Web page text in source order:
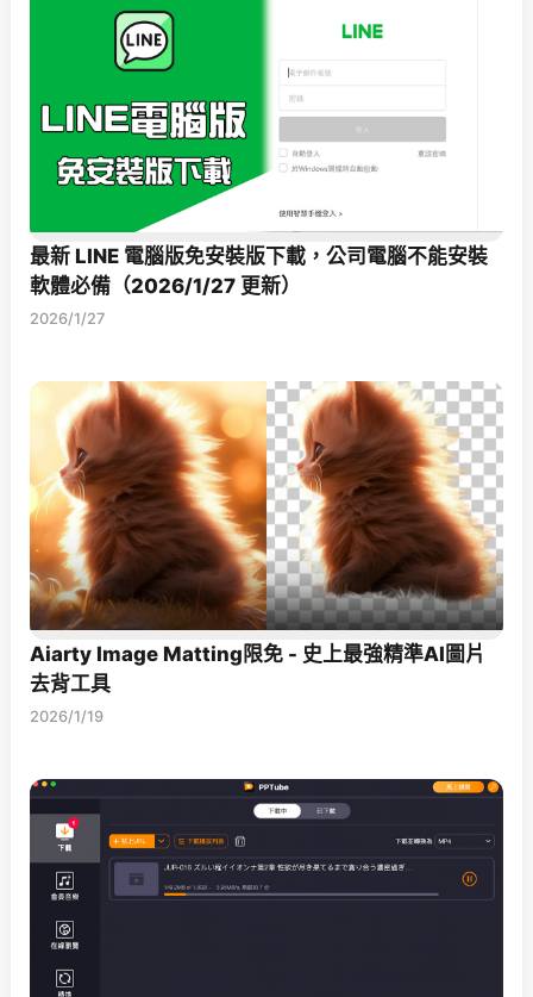
最新 LINE 電腦版免安裝版下載，公司電腦不能安裝
軟體必備（2026/1/27 更新）
2026/1/27
Aiarty Image Matting限免 - 史上最強精準AI圖片
去背工具
2026/1/19